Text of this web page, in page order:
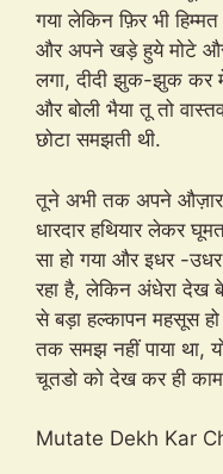
गया लेकिन फ़िर भी
और अपने खड़े हुये मोटे
लगा, दीदी झुक-झुक कर
और बोली भैया तू तो
छोटा समझती थी.
तूने अभी तक अपने औज़ार
धारदार हथियार लेकर
सा हो गया और इधर -
रहा है, लेकिन अंधेरा देख
से बड़ा हल्कापन महसूस
तक समझ नहीं पाया था,
चूतडो को देख कर ही
Mutate Dekh Kar